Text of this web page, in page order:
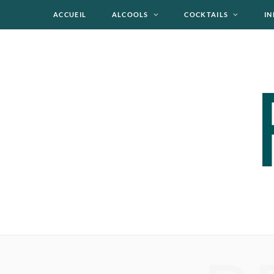
ACCUEIL ALCOOLS COCKTAILS